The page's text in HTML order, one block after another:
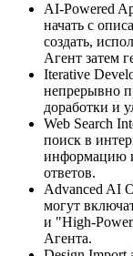
AI-Powered
начать с
создать,
Агент затем
Iterative
непрерывно
доработки и
Web Search
поиск в
информацию и
ответов.
Advanced AI
могут
и "High-
Агента.